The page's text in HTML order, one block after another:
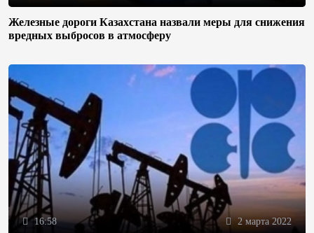
Железные дороги Казахстана назвали меры для снижения
вредных выбросов в атмосферу
16:58 2 марта 2022